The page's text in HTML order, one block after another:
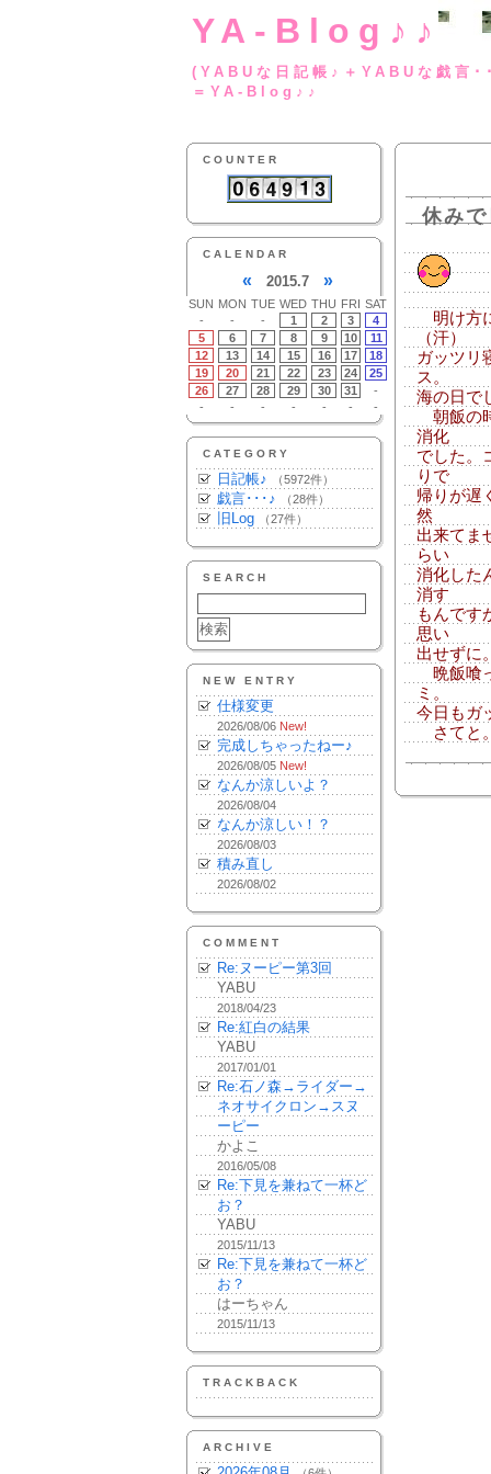
YA-Blog♪♪
(YABUな日記帳♪
＝YA-Blog♪♪
COUNTER
CALENDAR
« 2015.7 »
SUN MON TUE WED THU FRI SAT
-
- - 1 2 3
4
5
6 7 8 9 10
11
12
13 14 15 16 17
18
19
20 21 22 23 24
25
26
27 28 29 30 31
-
-
- - - - - -
CATEGORY
日記帳♪ （5972件）
戯言･･･♪ （28件）
旧Log （27件）
SEARCH
NEW ENTRY
仕様変更
2026/08/06 New!
完成しちゃったねー♪
2026/08/05 New!
なんか涼しいよ？
2026/08/04
なんか涼しい！？
2026/08/03
積み直し
2026/08/02
COMMENT
Re:ヌーピー第3回
YABU
2018/04/23
Re:紅白の結果
YABU
2017/01/01
Re:石ノ森→ライダー→
ネオサイクロン→スヌ
ーピー
かよこ
2016/05/08
Re:下見を兼ねて一杯ど
お？
YABU
2015/11/13
Re:下見を兼ねて一杯ど
お？
はーちゃん
2015/11/13
TRACKBACK
ARCHIVE
休み
明け方
（汗）
ガッツリ
ス。
海の日で
朝飯の
消化
でした。
りで
帰りが遅
然
出来てま
らい
消化した
消す
もんです
思い
出せずに
晩飯喰
ミ。
今日もガ
さてと